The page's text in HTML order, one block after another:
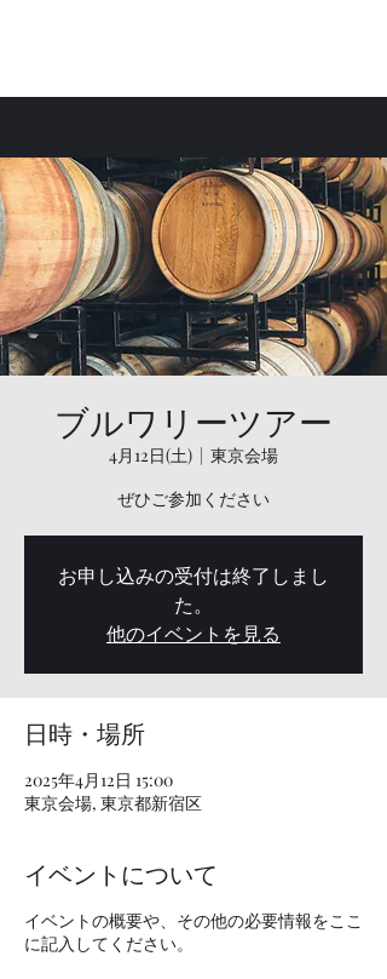
ブルワリーツアー
4月12日(土)
  |
東京会場
ぜひご参加ください
お申し込みの受付は終了しまし
た。
他のイベントを見る
日時・場所
2025年4月12日 15:00
東京会場, 東京都新宿区
イベントについて
イベントの概要や、その他の必要情報をここ
に記入してください。